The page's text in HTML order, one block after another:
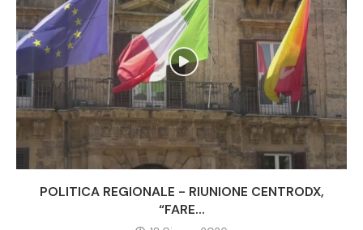
POLITICA REGIONALE - RIUNIONE CENTRODX,
“FARE...